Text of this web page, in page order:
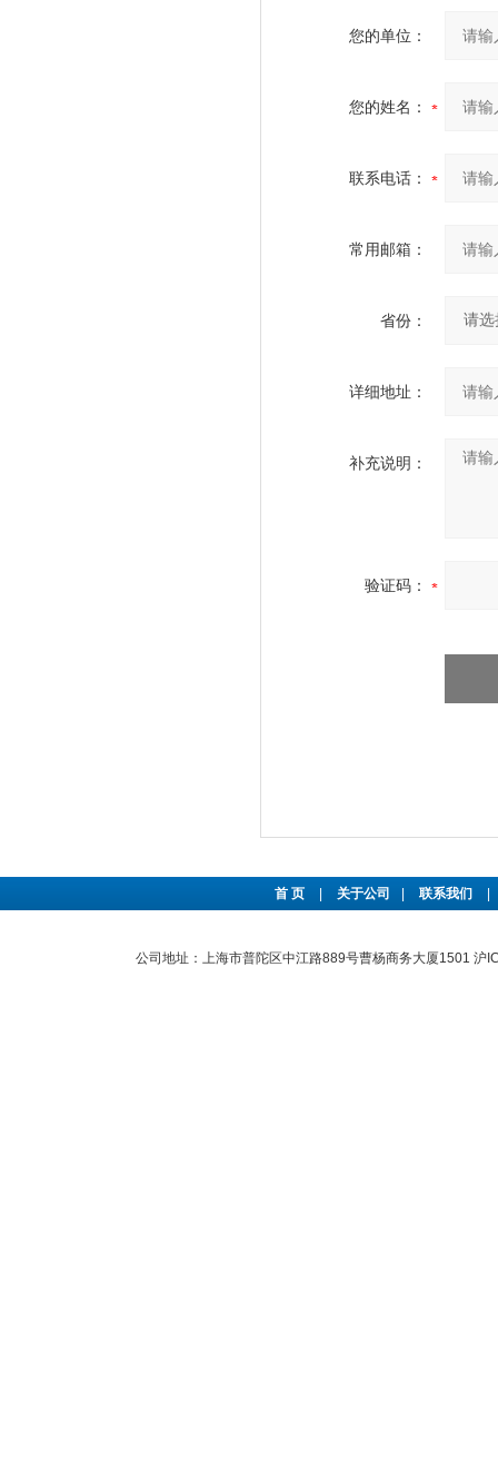
您的单位：
您的姓名：
联系电话：
常用邮箱：
省份：
详细地址：
补充说明：
验证码：
首 页 关于公司 联系我们
公司地址：上海市普陀区中江路889号曹杨商务大厦1501 沪